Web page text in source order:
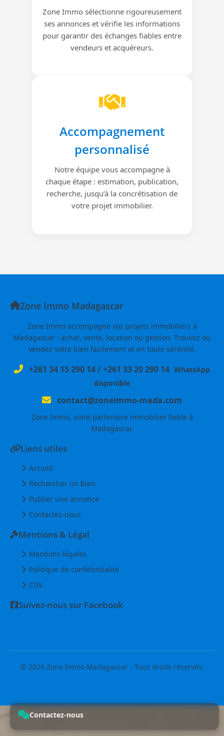
Zone Immo sélectionne rigoureusement
ses annonces et vérifie les informations
pour garantir des échanges fiables entre
vendeurs et acquéreurs.
Accompagnement
personnalisé
Notre équipe vous accompagne à
chaque étape : estimation, publication,
recherche, jusqu’à la concrétisation de
votre projet immobilier.
Zone Immo Madagascar
Zone Immo accompagne vos projets immobiliers à
Madagascar : achat, vente, location ou gestion. Trouvez ou
vendez votre bien facilement et en toute sérénité.
+261 34 15 290 14/+261 33 20 290 14 WhatsApp
disponible
contact@zoneimmo-mada.com
Zone Immo, votre partenaire immobilier fiable à
Madagascar.
Liens utiles
Accueil
Rechercher un bien
Publier une annonce
Contactez-nous
Mentions & Légal
Mentions légales
Politique de confidentialité
CGV
Suivez-nous sur Facebook
© 2026 Zone Immo Madagascar - Tous droits réservés.
Contactez-nous